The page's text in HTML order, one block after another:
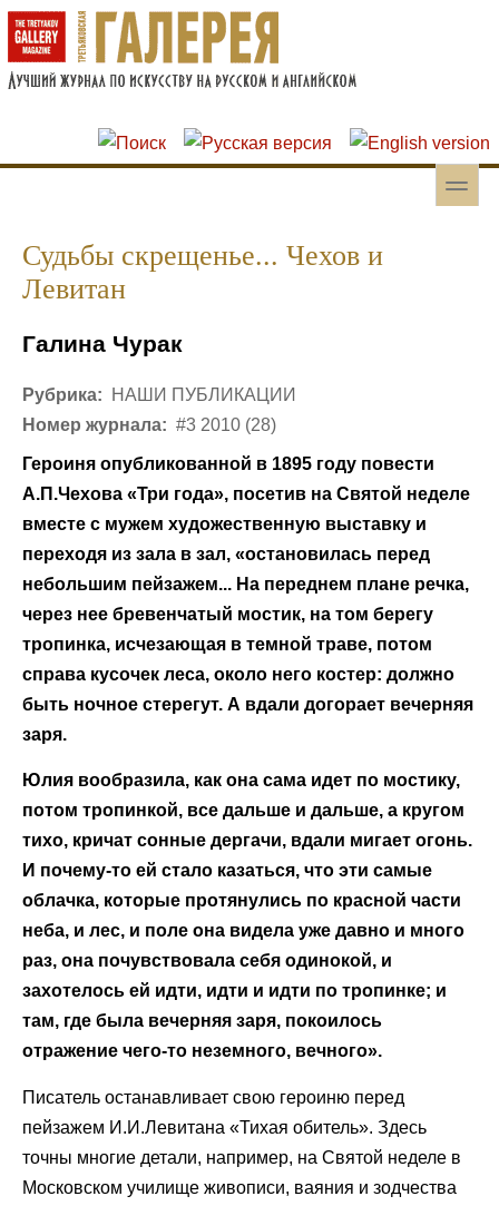
Перейти к основному содержанию
Skip to search
toggle
Судьбы скрещенье... Чехов и
Левитан
Галина Чурак
Рубрика:
НАШИ ПУБЛИКАЦИИ
Номер журнала: #3 2010 (28)
Героиня опубликованной в 1895 году повести
А.П.Чехова «Три года», посетив на Святой неделе
вместе с мужем художественную выставку и
переходя из зала в зал, «остановилась перед
небольшим пейзажем... На переднем плане речка,
через нее бревенчатый мостик, на том берегу
тропинка, исчезающая в темной траве, потом
справа кусочек леса, около него костер: должно
быть ночное стерегут. А вдали догорает вечерняя
заря.
Юлия вообразила, как она сама идет по мостику,
потом тропинкой, все дальше и дальше, а кругом
тихо, кричат сонные дергачи, вдали мигает огонь.
И почему-то ей стало казаться, что эти самые
облачка, которые протянулись по красной части
неба, и лес, и поле она видела уже давно и много
раз, она почувствовала себя одинокой, и
захотелось ей идти, идти и идти по тропинке; и
там, где была вечерняя заря, покоилось
отражение чего-то неземного, вечного».
Писатель останавливает свою героиню перед
пейзажем И.И.Левитана «Тихая обитель». Здесь
точны многие детали, например, на Святой неделе в
Московском училище живописи, ваяния и зодчества